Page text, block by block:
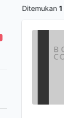
Ditemukan 1